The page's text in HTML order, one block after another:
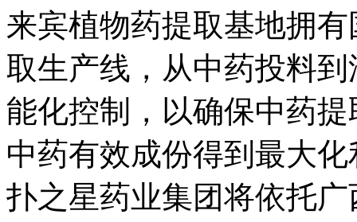
来宾植物药提取基地拥
取生产线，从中药投
能化控制，以确保中药
中药有效成份得到最大化
扑之星药业集团将依托广